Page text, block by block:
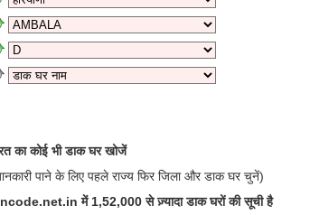
का कोई भी डाक घर खोजें
पाने के लिए पहले राज्य फिर जिला और डाक घर चुनें)
में 1,52,000 से ज़्यादा डाक घरों की सूची है